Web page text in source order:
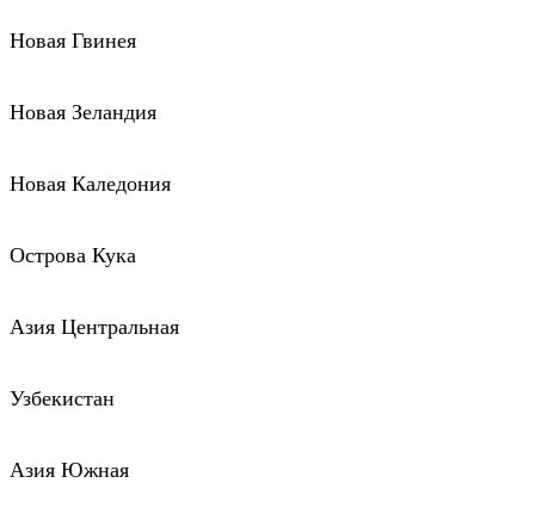
Новая Гвинея
Новая Зеландия
Новая Каледония
Острова Кука
Азия Центральная
Узбекистан
Азия Южная